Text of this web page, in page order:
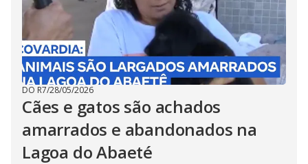
DO R7/28/05/2026
Cães e gatos são achados
amarrados e abandonados na
Lagoa do Abaeté